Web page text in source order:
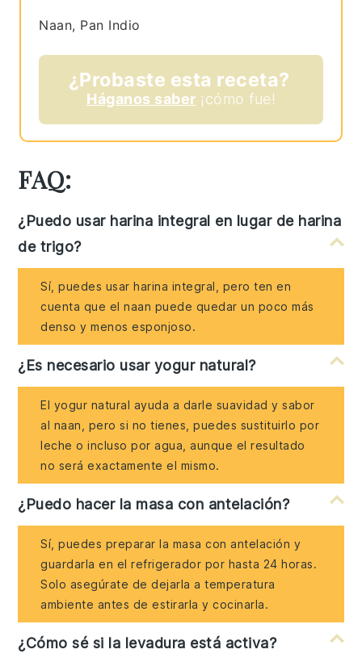
Naan, Pan Indio
¿Probaste esta receta?
Háganos saber ¡cómo fue!
FAQ:
¿Puedo usar harina integral en lugar de harina
de trigo?
Sí, puedes usar harina integral, pero ten en
cuenta que el naan puede quedar un poco más
denso y menos esponjoso.
¿Es necesario usar yogur natural?
El yogur natural ayuda a darle suavidad y sabor
al naan, pero si no tienes, puedes sustituirlo por
leche o incluso por agua, aunque el resultado
no será exactamente el mismo.
¿Puedo hacer la masa con antelación?
Sí, puedes preparar la masa con antelación y
guardarla en el refrigerador por hasta 24 horas.
Solo asegúrate de dejarla a temperatura
ambiente antes de estirarla y cocinarla.
¿Cómo sé si la levadura está activa?